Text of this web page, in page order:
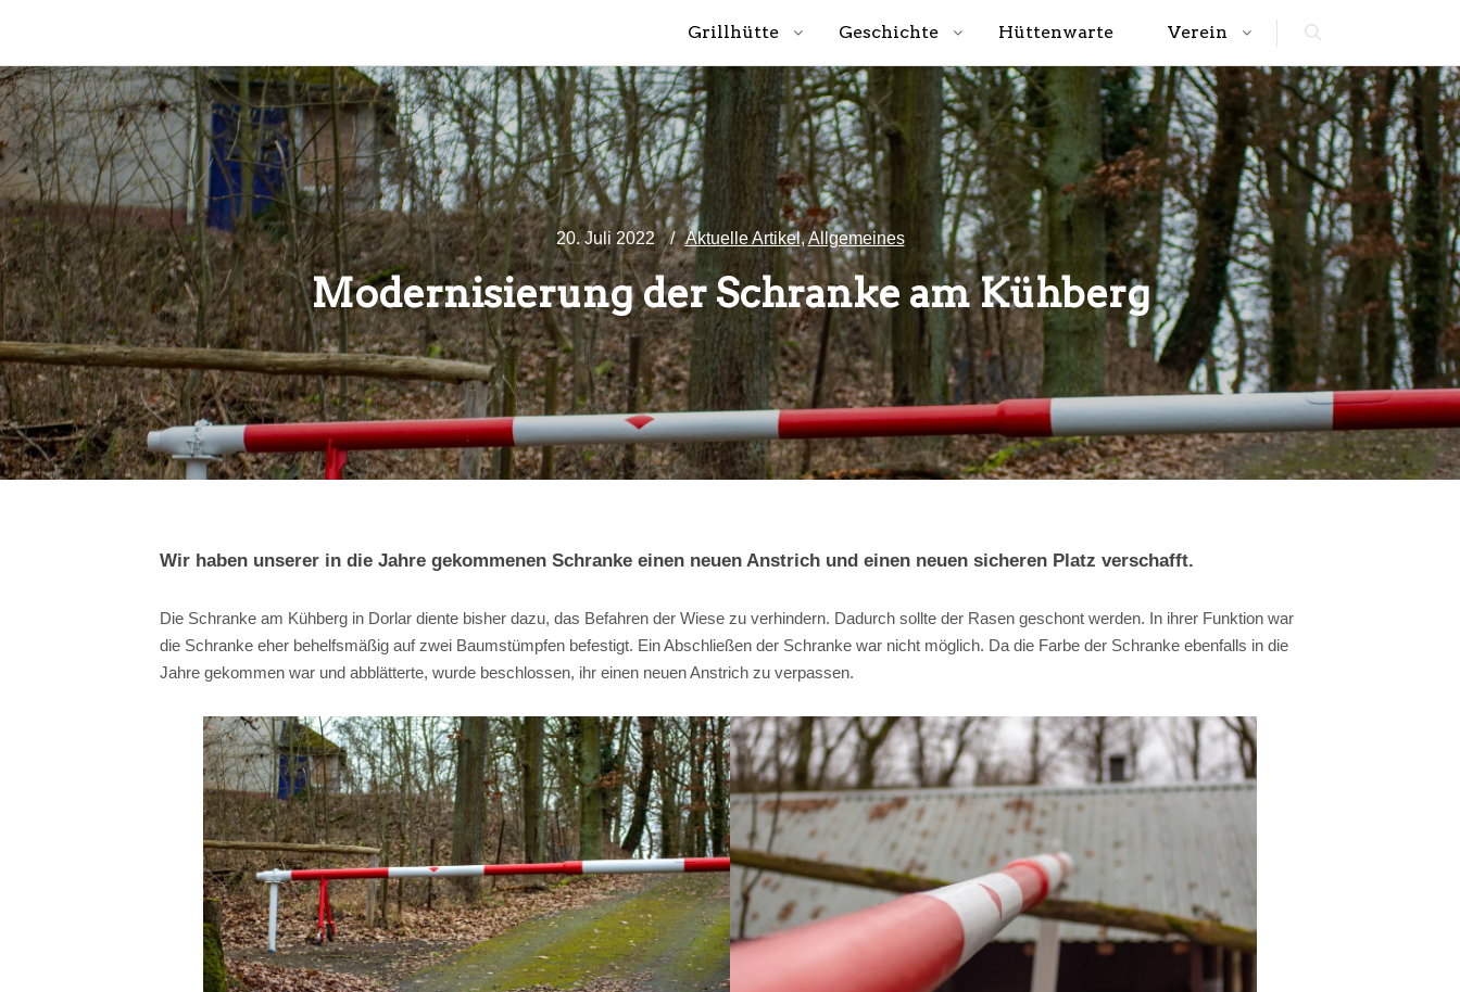
Grillhütte Geschichte Hüttenwarte Verein
20. Juli 2022 Aktuelle Artikel,Allgemeines
Modernisierung der Schranke am Kühberg
Wir haben unserer in die Jahre gekommenen Schranke einen neuen Anstrich und einen neuen sicheren Platz verschafft.
Die Schranke am Kühberg in Dorlar diente bisher dazu, das Befahren der Wiese zu verhindern. Dadurch sollte der Rasen geschont werden. In ihrer Funktion war
die Schranke eher behelfsmäßig auf zwei Baumstümpfen befestigt. Ein Abschließen der Schranke war nicht möglich. Da die Farbe der Schranke ebenfalls in die
Jahre gekommen war und abblätterte, wurde beschlossen, ihr einen neuen Anstrich zu verpassen.